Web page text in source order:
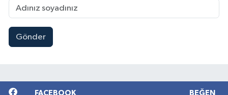
Gönder
FACEBOOK BEĞEN